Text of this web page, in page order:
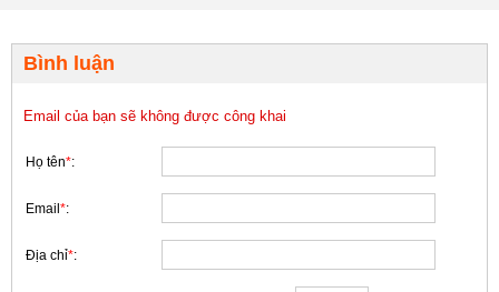
Bình luận
Email của bạn sẽ không được công khai
Họ tên*:
Email*:
Địa chỉ*: